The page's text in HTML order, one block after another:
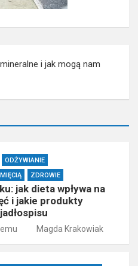
i jak mogą nam
ODŻYWIANIE
ZDROWIE
jak dieta wpływa na
i jakie produkty
Magda Krakowiak